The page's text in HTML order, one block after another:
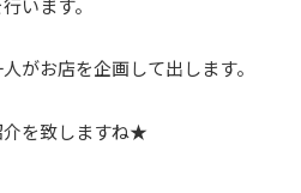
います。
がお店を企画して出します。
介を致しますね★